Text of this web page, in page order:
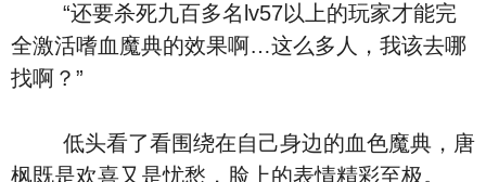
“还要杀死九百多名lv57以上的玩家才能完
全激活嗜血魔典的效果啊…这么多人，我该去哪
找啊？”
低头看了看围绕在自己身边的血色魔典，唐
枫既是欢喜又是忧愁，脸上的表情精彩至极。